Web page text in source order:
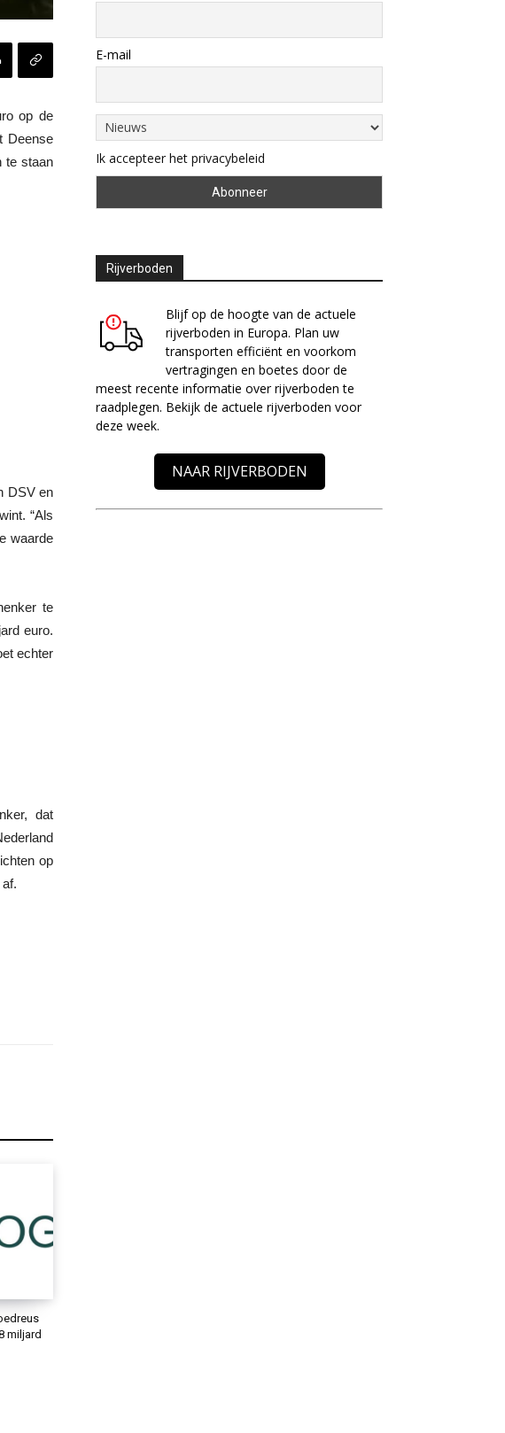
op de
Deense
te staan
DSV en
“Als
waarde
te
euro.
echter
dat
op
miljard
E-mail
Ik accepteer het privacybeleid
Rijverboden
Blijf op de hoogte van de actuele
rijverboden in Europa. Plan uw
transporten efficiënt en voorkom
vertragingen en boetes door de
meest recente informatie over rijverboden te
raadplegen. Bekijk de actuele rijverboden voor
deze week.
NAAR RIJVERBODEN